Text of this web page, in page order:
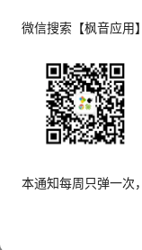
微信搜索【枫音应用
本通知每周只弹一次